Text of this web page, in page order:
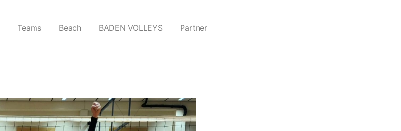
Teams​ Beach BADEN VOLLEYS Partner